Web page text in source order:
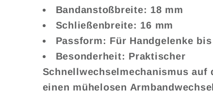
Bandanstoßbreite: 18 mm
Schließenbreite: 16 mm
Passform: Für Handgelenke
Besonderheit: Praktischer
Schnellwechselmechanismus auf
einen mühelosen Armbandwechsel